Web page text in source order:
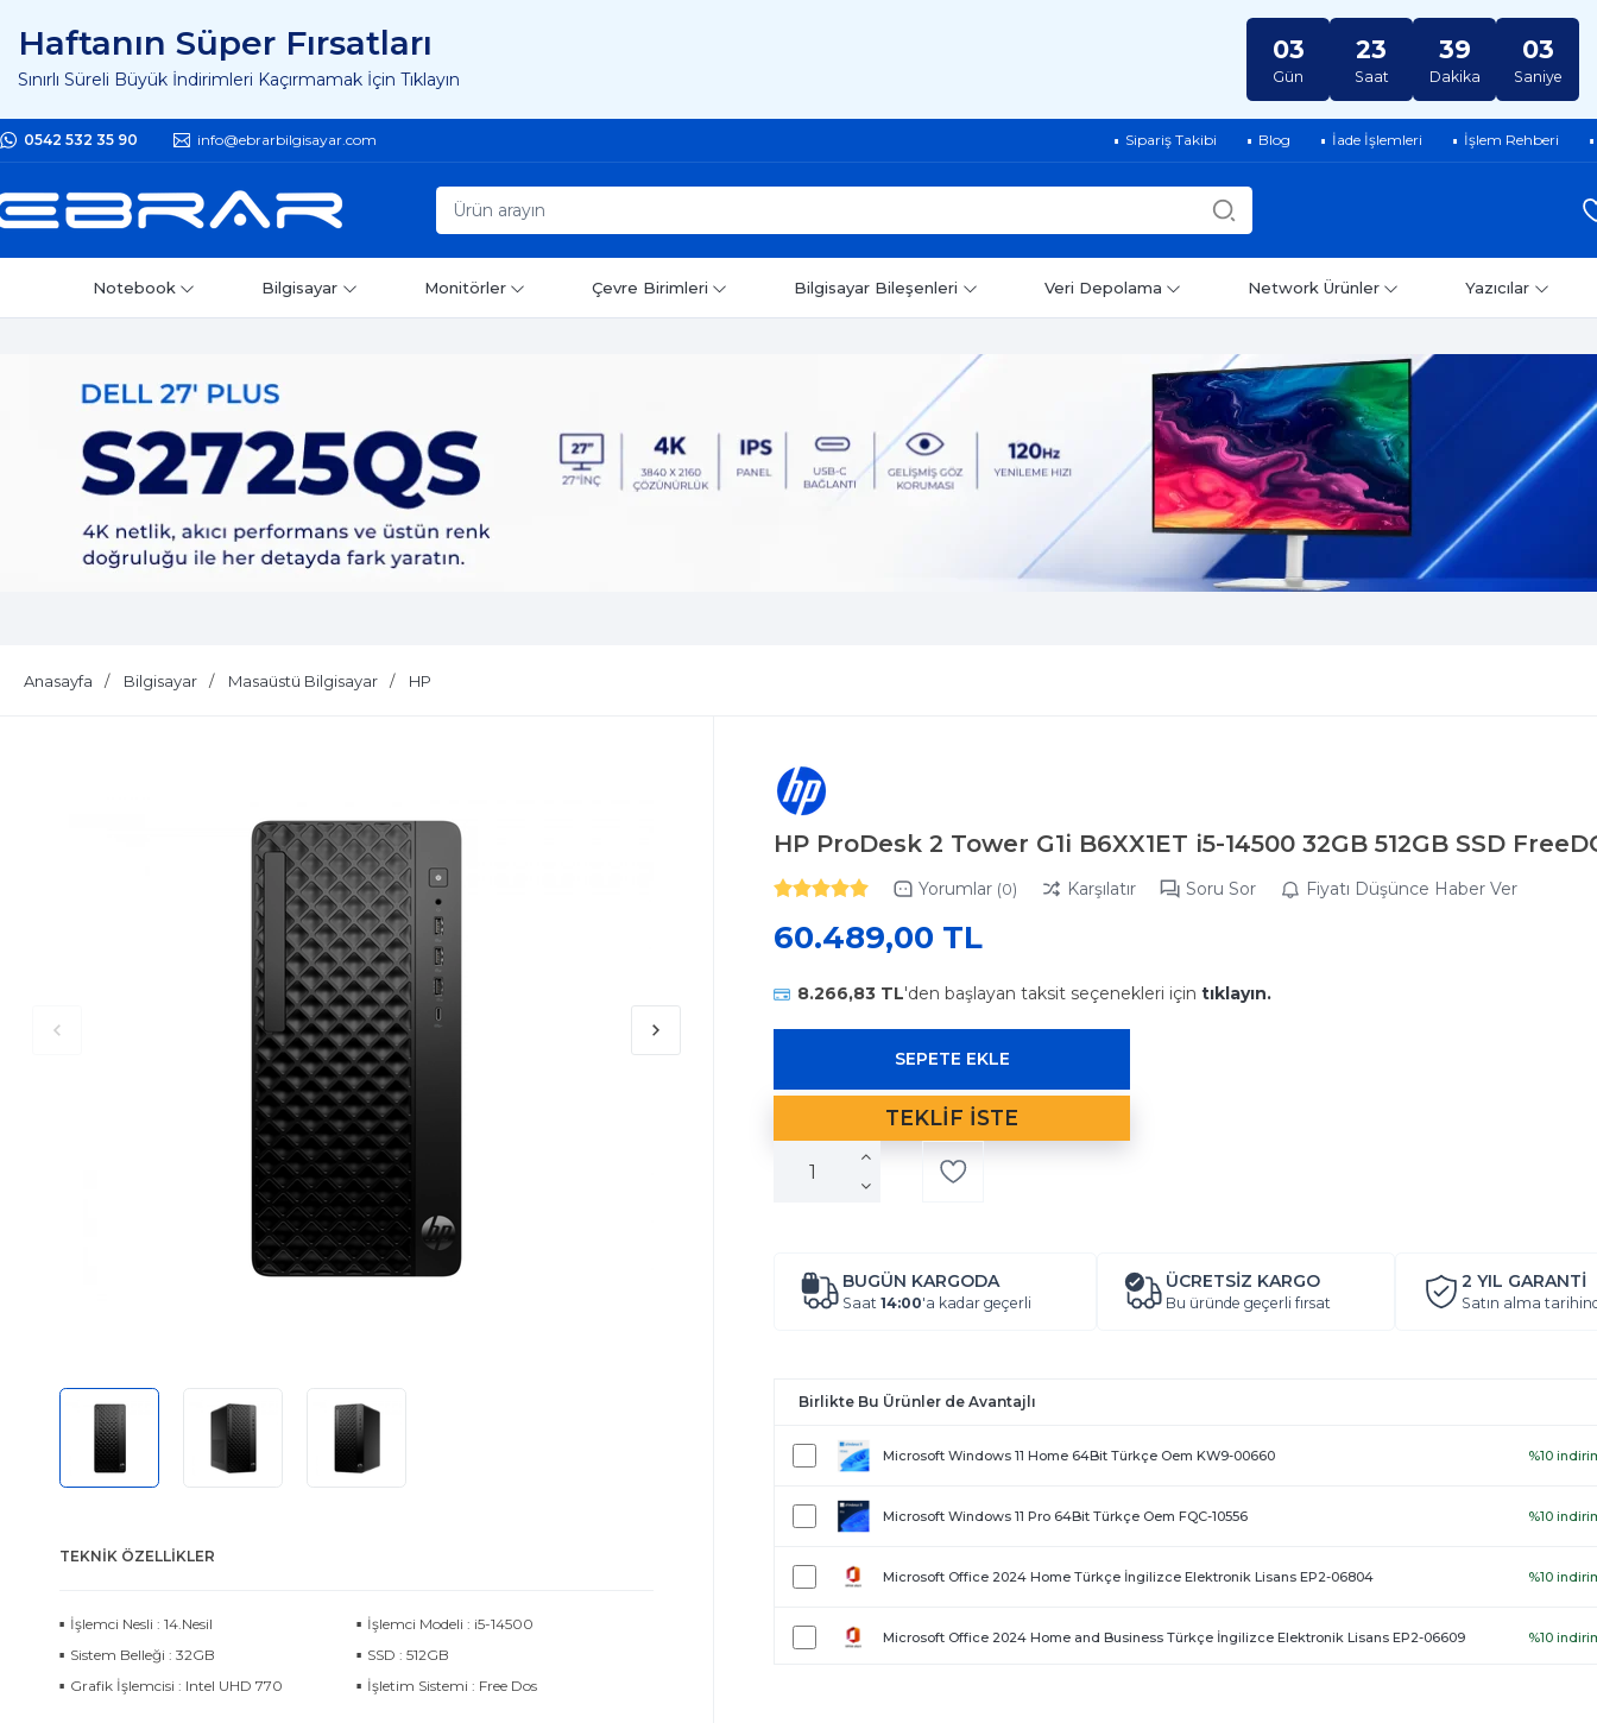
Haftanın Süper Fırsatları
Sınırlı Süreli Büyük İndirimleri Kaçırmamak İçin Tıklayın
03
Gün
23
Saat
39
Dakika
03
Saniye
0542 532 35 90 info@ebrarbilgisayar.com Sipariş Takibi Blog İade İşlemleri İşlem Rehberi
Notebook Bilgisayar Monitörler Çevre Birimleri Bilgisayar Bileşenleri Veri Depolama Network Ürünler Yazıcılar
Anasayfa Bilgisayar Masaüstü Bilgisayar HP
TEKNIK ÖZELLIKLER
İşlemci Nesli : 14.Nesil
İşlemci Modeli : i5-14500
Sistem Belleği : 32GB
SSD : 512GB
Grafik İşlemcisi : Intel UHD 770
İşletim Sistemi : Free Dos
HP ProDesk 2 Tower G1i B6XX1ET i5-14500 32GB 512GB SSD
Yorumlar (0) Karşılatır Soru Sor Fiyatı Düşünce Haber Ver
60.489,00 TL
8.266,83 TL'den başlayan taksit seçenekleri için tıklayın.
BUGÜN KARGODA
Saat 14:00'a kadar geçerli
ÜCRETSİZ KARGO
Bu üründe geçerli fırsat
2 YIL GARANTİ
Satın alma
Birlikte Bu Ürünler de Avantajlı
Microsoft Windows 11 Home 64Bit Türkçe Oem KW9-00660 %10
Microsoft Windows 11 Pro 64Bit Türkçe Oem FQC-10556 %10
Microsoft Office 2024 Home Türkçe İngilizce Elektronik Lisans EP2-06804 %10
Microsoft Office 2024 Home and Business Türkçe İngilizce Elektronik Lisans EP2-06609 %10